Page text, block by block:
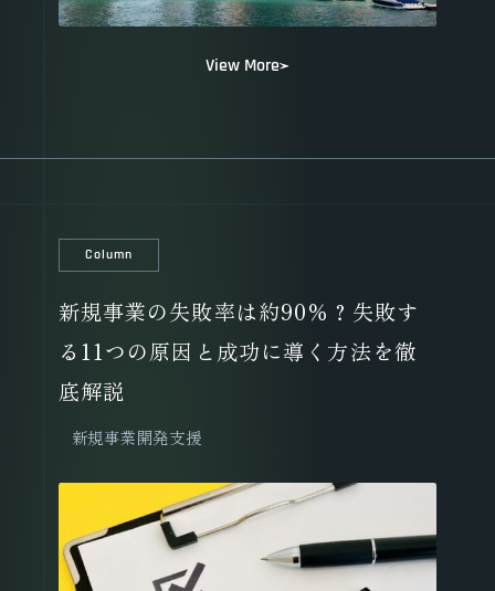
View More
Column
新規事業の失敗率は約90％？失敗す
る11つの原因と成功に導く方法を徹
底解説
新規事業開発支援